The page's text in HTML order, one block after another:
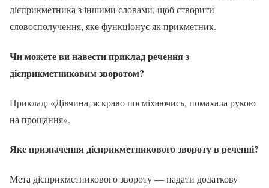
дієприкметника з іншими словами, щоб створити
словосполучення, яке функціонує як прикметник.
Чи можете ви навести прикладречення з
дієприкметниковим зворотом?
Приклад: «Дівчина, яскраво посміхаючись, помахала рукою
на прощання».
Яке призначення дієприкметникового звороту в реченні?
Мета дієприкметникового звороту — надати додаткову